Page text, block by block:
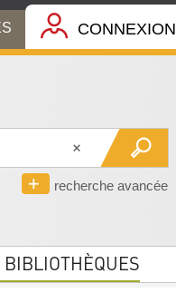
CONNEXION
recherche avancée
BIBLIOTHÈQUES